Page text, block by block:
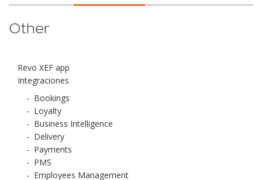
Other
Revo XEF app
Integraciones
- Bookings
- Loyalty
- Business Intelligence
- Delivery
- Payments
- PMS
- Employees Management